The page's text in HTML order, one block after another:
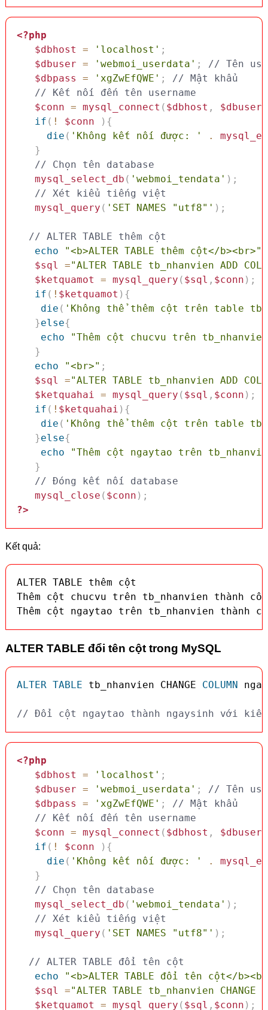
<?php
$dbhost
= 'localhost' ;
$dbuser = 'webmoi_userdata' ;
// Tên
$dbpass
= 'xgZwEfQWE' ;
// Mật khẩu
// Kết nối đến tên username
$conn = mysql_connect ( $dbhost , $dbuser
if ( ! $conn ) {
die ( 'Không kết nối được: ' .
}
// Chọn tên database
mysql_select_db ( 'webmoi_tendata' ) ;
// Xét kiểu tiếng việt
mysql_query ( 'SET NAMES "utf8"' ) ;
// ALTER TABLE thêm cột
echo
"<b>ALTER TABLE thêm cột</b><br>"
$sql
="ALTER TABLE tb_nhanvien ADD
$ketquamot
= mysql_query ( $sql , $conn ) ;
if ( ! $ketquamot ) {
die ( 'Không thể thêm cột trên table
}else{
echo
"Thêm cột chucvu trên
}
echo
"<br>" ;
$sql
="ALTER TABLE tb_nhanvien ADD
$ketquahai = mysql_query ( $sql , $conn ) ;
if ( ! $ketquahai ) {
die ( 'Không thể thêm cột trên table
}else{
echo
"Thêm cột ngaytao trên
}
// Đóng kết nối database
mysql_close ( $conn ) ;
?>
Kết quả:
ALTER TABLE thêm cột
Thêm cột chucvu trên tb_nhanvien thành
Thêm cột ngaytao trên tb_nhanvien thành
ALTER TABLE đổi tên cột trong MySQL
ALTER TABLE tb_nhanvien CHANGE COLUMN
// Đổi cột ngaytao thành ngaysinh với
<?php
$dbhost
= 'localhost' ;
$dbuser = 'webmoi_userdata' ;
// Tên
$dbpass
= 'xgZwEfQWE' ;
// Mật khẩu
// Kết nối đến tên username
$conn = mysql_connect ( $dbhost , $dbuser
if ( ! $conn ) {
die ( 'Không kết nối được: ' .
}
// Chọn tên database
mysql_select_db ( 'webmoi_tendata' ) ;
// Xét kiểu tiếng việt
mysql_query ( 'SET NAMES "utf8"' ) ;
// ALTER TABLE đổi tên cột
echo
"<b>ALTER TABLE đổi tên cột</
$sql
="ALTER TABLE tb_nhanvien
$ketquamot
= mysql_query ( $sql , $conn ) ;